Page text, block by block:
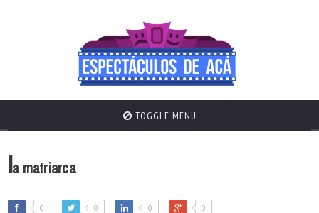
TOGGLE MENU
la matriarca
0 0 0 0